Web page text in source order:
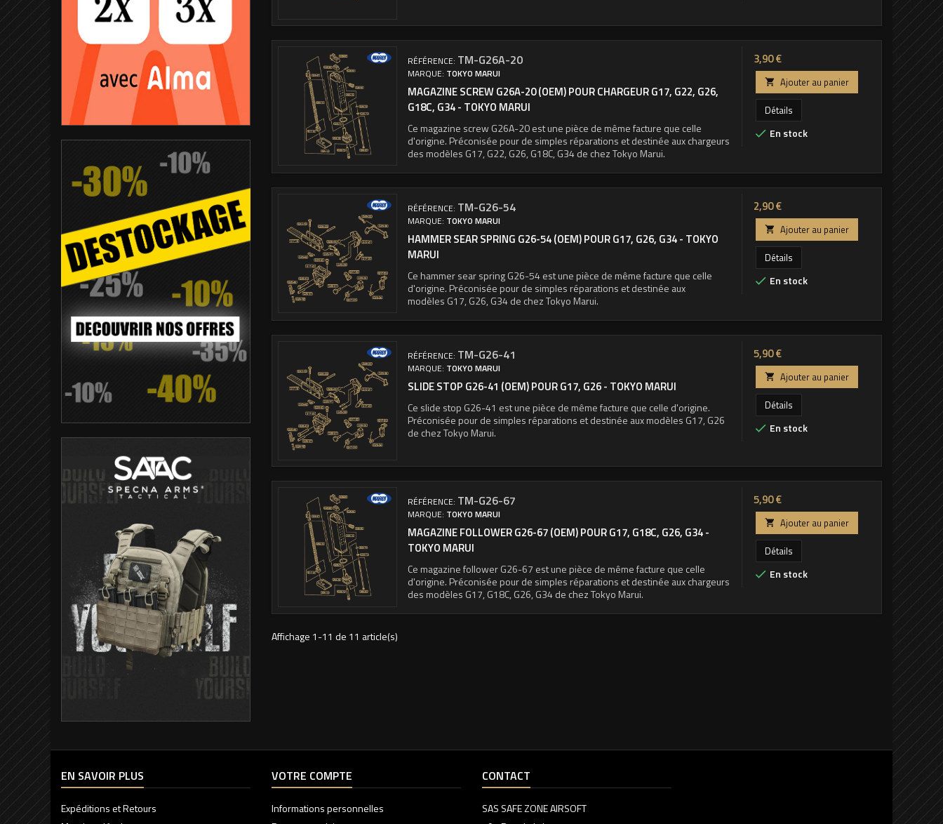
RÉFÉRENCE: TM-G26A-20
MARQUE: TOKYO MARUI
MAGAZINE SCREW G26A-20 (OEM) POUR CHARGEUR G17, G22, G26,
G18C, G34 - TOKYO MARUI
Ce magazine screw G26A-20 est une pièce de même facture que celle
d'origine. Préconisée pour de simples réparations et destinée aux chargeurs
des modèles G17, G22, G26, G18C, G34 de chez Tokyo Marui.
Prix
3,90 €

Ajouter au panier
Détails
 En stock
RÉFÉRENCE: TM-G26-54
MARQUE: TOKYO MARUI
HAMMER SEAR SPRING G26-54 (OEM) POUR G17, G26, G34 - TOKYO
MARUI
Ce hammer sear spring G26-54 est une pièce de même facture que celle
d'origine. Préconisée pour de simples réparations et destinée aux
modèles G17, G26, G34 de chez Tokyo Marui.
Prix
2,90 €

Ajouter au panier
Détails
 En stock
RÉFÉRENCE: TM-G26-41
MARQUE: TOKYO MARUI
SLIDE STOP G26-41 (OEM) POUR G17, G26 - TOKYO MARUI
Ce slide stop G26-41 est une pièce de même facture que celle d'origine.
Préconisée pour de simples réparations et destinée aux modèles G17, G26
de chez Tokyo Marui.
Prix
5,90 €

Ajouter au panier
Détails
 En stock
RÉFÉRENCE: TM-G26-67
MARQUE: TOKYO MARUI
MAGAZINE FOLLOWER G26-67 (OEM) POUR G17, G18C, G26, G34 -
TOKYO MARUI
Ce magazine follower G26-67 est une pièce de même facture que celle
d'origine. Préconisée pour de simples réparations et destinée aux chargeurs
des modèles G17, G18C, G26, G34 de chez Tokyo Marui.
Prix
5,90 €

Ajouter au panier
Détails
 En stock
Affichage 1-11 de 11 article(s)
EN SAVOIR PLUS
Expéditions et Retours
VOTRE COMPTE
Informations personnelles
CONTACT
SAS SAFE ZONE AIRSOFT